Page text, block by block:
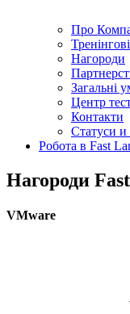
Про
Нагороди
Загальні
Центр
Контакти
Статуси и
Робота в Fast
Нагороди
VMware